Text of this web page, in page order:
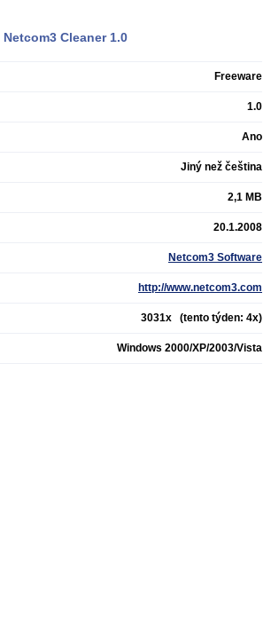
Netcom3 Cleaner 1.0
Freeware
1.0
Ano
Jiný než čeština
2,1 MB
20.1.2008
Netcom3 Software
http://www.netcom3.com
3031x (tento týden: 4x)
Windows 2000/XP/2003/Vista